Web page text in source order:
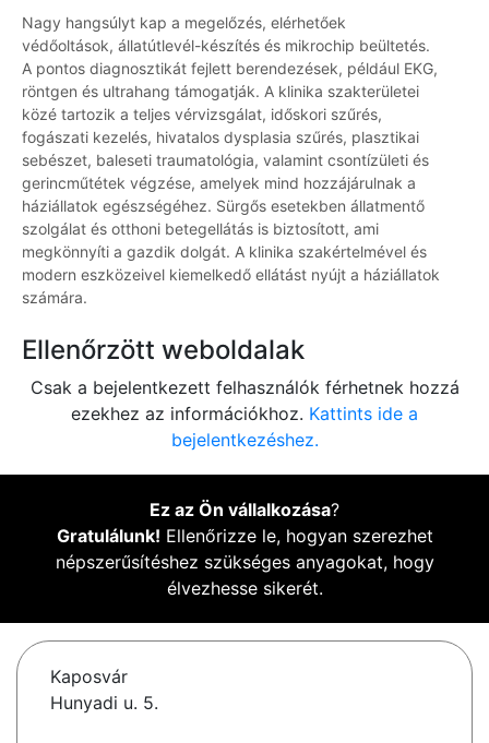
Nagy hangsúlyt kap a megelőzés, elérhetőek
védőoltások, állatútlevél-készítés és mikrochip beültetés.
A pontos diagnosztikát fejlett berendezések, például EKG,
röntgen és ultrahang támogatják. A klinika szakterületei
közé tartozik a teljes vérvizsgálat, időskori szűrés,
fogászati kezelés, hivatalos dysplasia szűrés, plasztikai
sebészet, baleseti traumatológia, valamint csontízületi és
gerincműtétek végzése, amelyek mind hozzájárulnak a
háziállatok egészségéhez. Sürgős esetekben állatmentő
szolgálat és otthoni betegellátás is biztosított, ami
megkönnyíti a gazdik dolgát. A klinika szakértelmével és
modern eszközeivel kiemelkedő ellátást nyújt a háziállatok
számára.
Ellenőrzött weboldalak
Csak a bejelentkezett felhasználók férhetnek hozzá
ezekhez az információkhoz. Kattints ide a
bejelentkezéshez.
Ez az Ön vállalkozása?
Gratulálunk! Ellenőrizze le, hogyan szerezhet
népszerűsítéshez szükséges anyagokat, hogy
élvezhesse sikerét.
Kaposvár
Hunyadi u. 5.